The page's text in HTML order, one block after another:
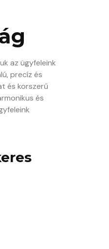
az ügyfeleink
precíz és
és korszerű
és